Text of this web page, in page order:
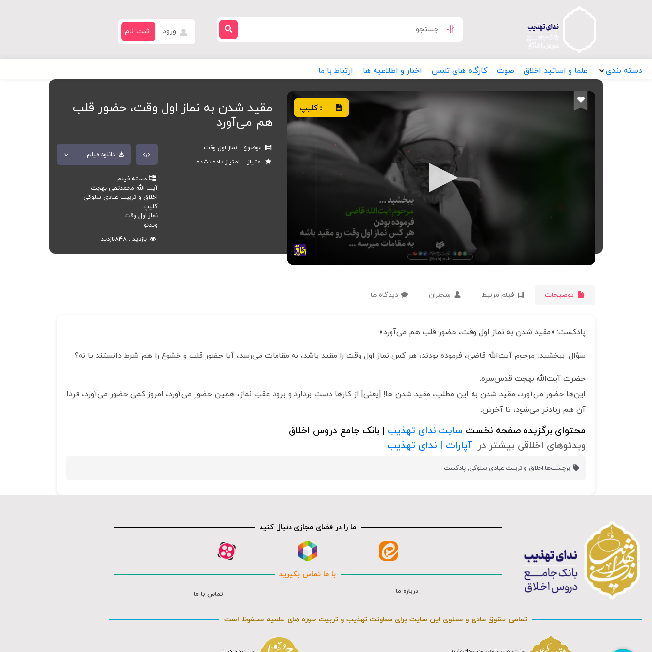
ورود ثبت نام
دسته بندی علما و اساتید اخلاق صوت کارگاه های تلبس اخبار و اطلاعیه ها ارتباط با ما
: کلیپ
مقید شدن به نماز اول وقت، حضور قلب
هم می‌آورد
موضوع
نماز اول وقت
امتیاز
امتیاز داده نشده
دانلود فیلم
دسته فیلم
آیت الله محمدتقی بهجت
اخلاق و تربیت عبادی سلوکی
کلیپ
نماز اول وقت
ویدئو
بازدید
848بازدید
توضیحات فیلم مرتبط سخنران دیدگاه ها
پادکست: «مقید شدن به نماز اول وقت، حضور قلب هم می‌آورد»
سؤال: ببخشید، مرحوم آیت‌الله قاضی، فرموده بودند، هر کس نماز اول وقت را مقید باشد، به مقامات می‌رسد، آیا حضور قلب و خشوع را هم شرط دانستند یا نه؟
حضرت آیت‌الله بهجت قدس‌سره:
این‌ها حضور می‌آورد، مقید شدن به این مطلب، مقید شدن ها! [یعنی] از کارها دست بردارد و برود عقب نماز، همین حضور می‌آورد، امروز کمی حضور می‌آورد، فردا
آن هم زیادتر می‌شود، تا آخرش.
محتوای برگزیده صفحه نخست سایت ندای تهذیب | بانک جامع دروس اخلاق
ویدئوهای اخلاقی بیشتر در آپارات | ندای تهذیب
برچسب‌ها:اخلاق و تربیت عبادی سلوکی,پادکست
ما را در فضای مجازی دنبال کنید
با ما تماس بگیرید
درباره ما تماس با ما
تمامی حقوق مادی و معنوی این سایت برای معاونت تهذیب و تربیت حوزه های علمیه محفوظ است